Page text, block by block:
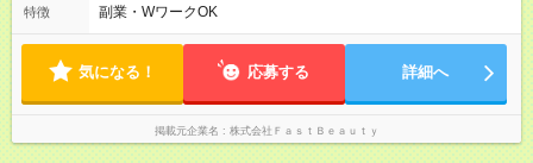
え決定します 扶養内勤務・ダブルワークOK
特徴 副業・WワークOK
気になる！ 応募する 詳細へ
掲載元企業名 株式会社ＦａｓｔＢｅａｕｔｙ